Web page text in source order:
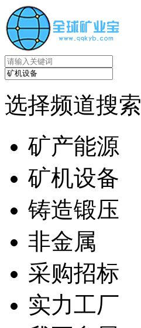
选择频道搜索
矿产能源
矿机设备
铸造锻压
非金属
采购招标
实力工厂